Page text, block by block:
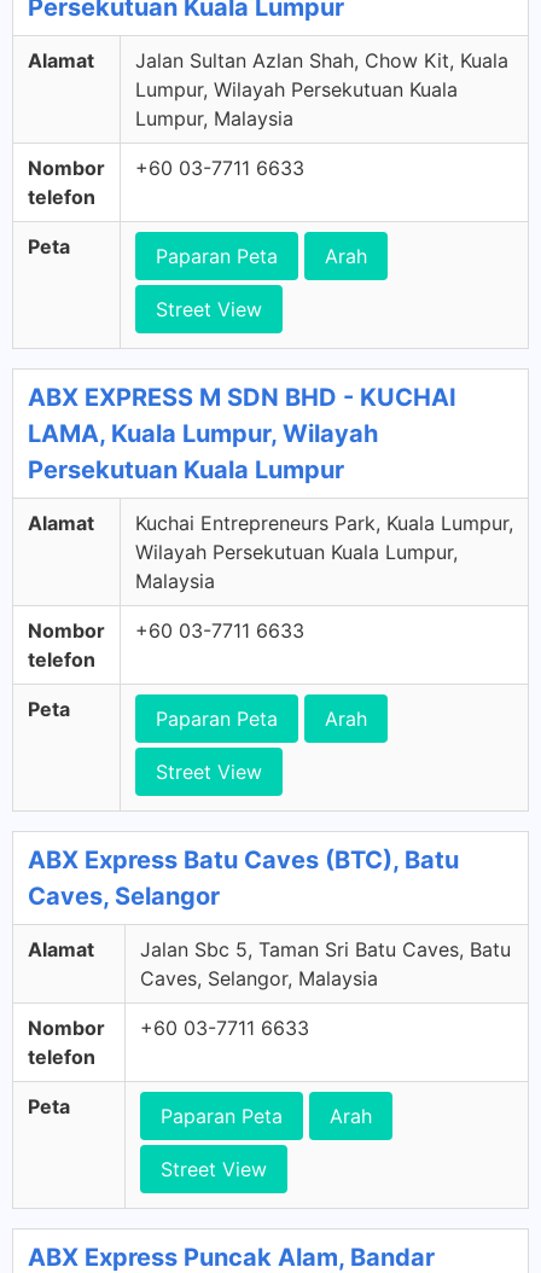
Persekutuan Kuala Lumpur
Alamat
Jalan Sultan Azlan Shah, Chow Kit, Kuala
Lumpur, Wilayah Persekutuan Kuala
Lumpur, Malaysia
Nombor
telefon
+60 03-7711 6633
Peta Paparan Peta Arah
Street View
ABX EXPRESS M SDN BHD - KUCHAI
LAMA, Kuala Lumpur, Wilayah
Persekutuan Kuala Lumpur
Alamat
Kuchai Entrepreneurs Park, Kuala Lumpur,
Wilayah Persekutuan Kuala Lumpur,
Malaysia
Nombor
telefon
+60 03-7711 6633
Peta Paparan Peta Arah
Street View
ABX Express Batu Caves (BTC), Batu
Caves, Selangor
Alamat
Jalan Sbc 5, Taman Sri Batu Caves, Batu
Caves, Selangor, Malaysia
Nombor
telefon
+60 03-7711 6633
Peta Paparan Peta Arah
Street View
ABX Express Puncak Alam, Bandar